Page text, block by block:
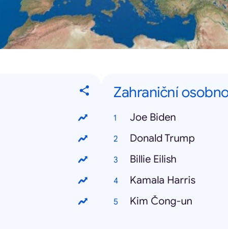
Zahraniční
Joe Biden
Donald Trump
Billie Eilish
Kamala Harris
Kim Čong-un